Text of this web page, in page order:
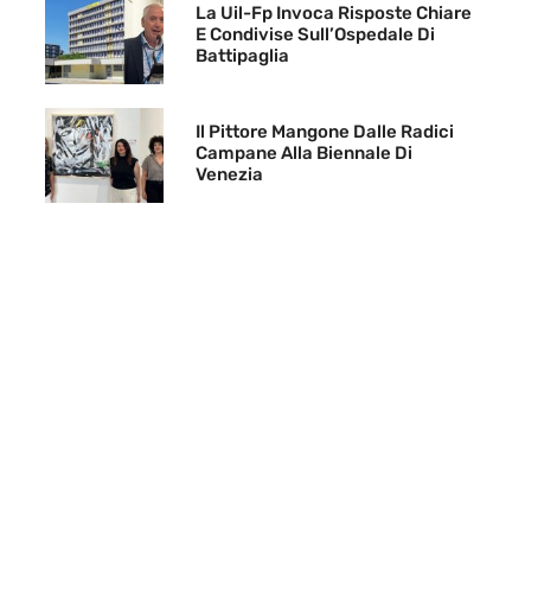
La Uil-Fp Invoca Risposte Chiare
E Condivise Sull’Ospedale Di
Battipaglia
Il Pittore Mangone Dalle Radici
Campane Alla Biennale Di
Venezia